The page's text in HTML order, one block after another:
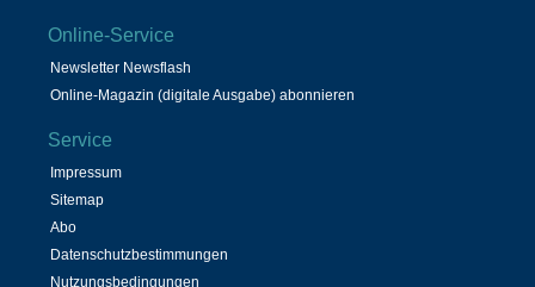
Online-Service
Newsletter Newsflash
Online-Magazin (digitale Ausgabe) abonnieren
Service
Impressum
Sitemap
Abo
Datenschutzbestimmungen
Nutzungsbedingungen